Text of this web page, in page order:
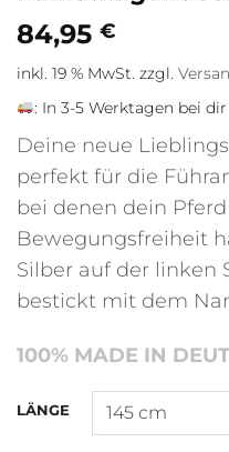
84,95 €
inkl. 19 % MwSt. zzgl.
: In 3-5 Werktagen bei dir
Deine neue
perfekt für die
bei denen dein
Bewegungsfreiheit
Silber auf der linken
bestickt mit dem
100% MADE IN
LÄNGE